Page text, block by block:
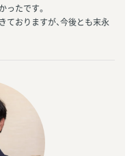
ったです。
ておりますが、今後とも末永